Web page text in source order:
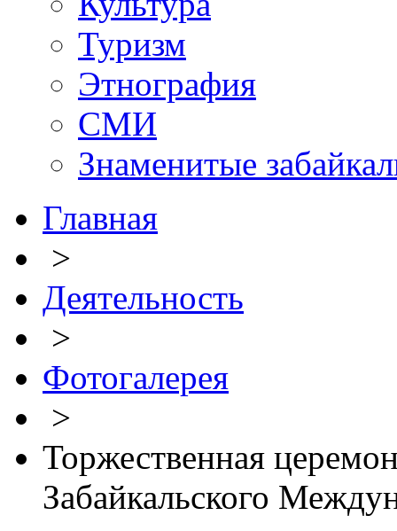
Туризм
Этнография
СМИ
Знаменитые
Главная
>
Деятельность
>
Фотогалерея
>
Торжественная
Забайкальского